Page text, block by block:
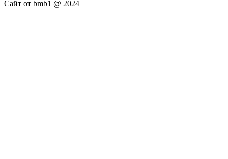
Сайт от bmb1 @ 2024